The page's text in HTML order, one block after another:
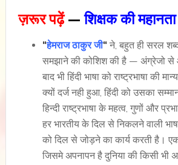
ज़रूर पढ़ें—शिक्षक की
“हेमराज ठाकुर जी“ने, बहुत ही सरल
समझाने की कोशिश की है — अंग्रेजो से
बाद भी हिंदी भाषा को राष्ट्रभाषा की
क्यों दर्ज नही हुआ, हिंदी को उसका
हिन्दी राष्ट्रभाषा के महत्व, गुणों और
हर भारतीय के दिल से निकलने वाली
को दिल से जोड़ने का कार्य करती है।
जिसमे अपनापन है दुनिया की किसी भी